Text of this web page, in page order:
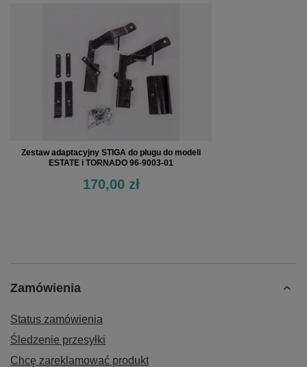
Zestaw adaptacyjny STIGA do pługu do modeli
ESTATE i TORNADO 96-9003-01
170,00 zł
Zamówienia
Status zamówienia
Śledzenie przesyłki
Chcę zareklamować produkt